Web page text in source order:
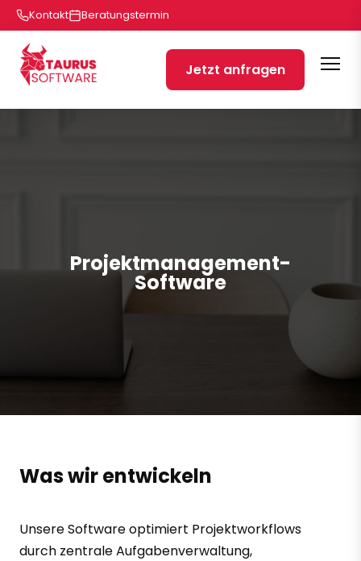
Kontakt Beratungstermin
Jetzt anfragen
Projektmanagement-
Software
Was wir entwickeln
Unsere Software optimiert Projektworkflows
durch zentrale Aufgabenverwaltung,